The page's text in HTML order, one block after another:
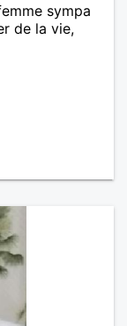
sympa
de la vie,